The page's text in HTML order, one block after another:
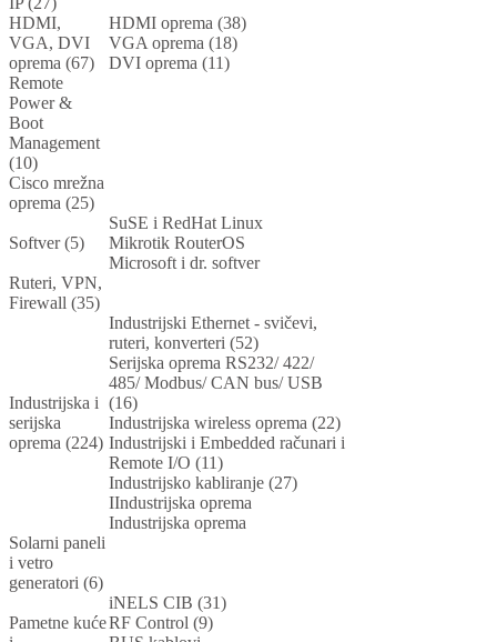
HDMI,
VGA, DVI
oprema (67)
HDMI oprema (38)
VGA oprema (18)
DVI oprema (11)
Remote
Power &
Boot
Management
(10)
Cisco mrežna
oprema (25)
Softver (5)
SuSE i RedHat Linux
Mikrotik RouterOS
Microsoft i dr. softver
Ruteri, VPN,
Firewall (35)
Industrijska i
serijska
oprema (224)
Industrijski Ethernet - svičevi,
ruteri, konverteri (52)
Serijska oprema RS232/ 422/
485/ Modbus/ CAN bus/ USB
(16)
Industrijska wireless oprema (22)
Industrijski i Embedded računari i
Remote I/O (11)
Industrijsko kabliranje (27)
IIndustrijska oprema
Industrijska oprema
Solarni paneli
i vetro
generatori (6)
Pametne kuće
iNELS CIB (31)
RF Control (9)